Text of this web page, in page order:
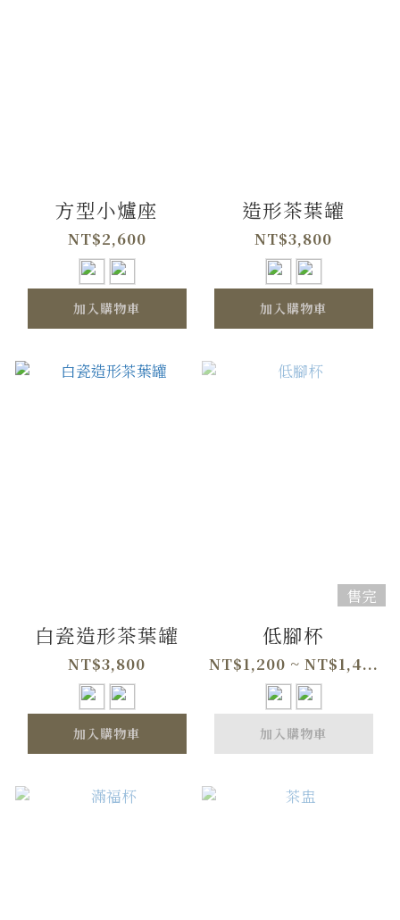
方型小爐座
NT$2,600
加入購物車
造形茶葉罐
NT$3,800
加入購物車
白瓷造形茶葉罐
NT$3,800
加入購物車
售完
低腳杯
NT$1,200 ~ NT$1,4...
加入購物車